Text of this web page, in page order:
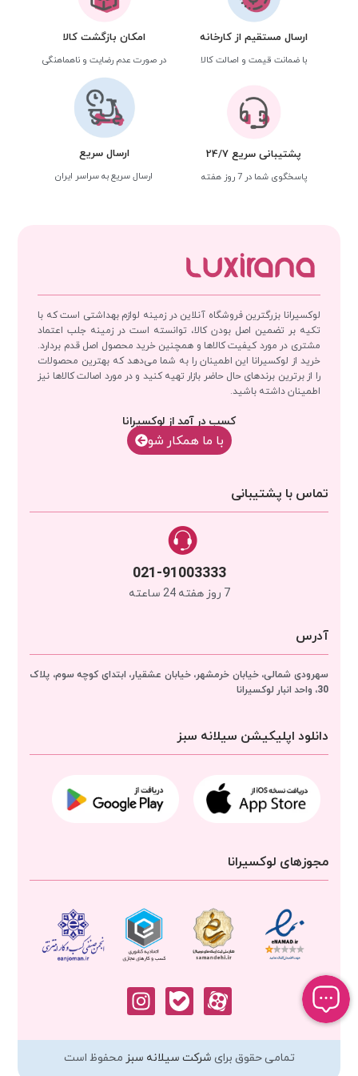
ارسال مستقیم از کارخانه
با ضمانت قیمت و اصالت کالا
امکان بازگشت کالا
در صورت عدم رضایت و ناهماهنگی
پشتیبانی سریع 24/7
پاسخگوی شما در 7 روز هفته
ارسال سریع
ارسال سریع به سراسر ایران
لوکسیرانا بزرگترین فروشگاه آنلاین در زمینه لوازم بهداشتی است که با
تکیه بر تضمین اصل بودن کالا، توانسته است در زمینه جلب اعتماد
مشتری در مورد کیفیت کالاها و همچنین خرید محصول اصل قدم بردارد.
خرید از لوکسیرانا این اطمینان را به شما می‌دهد که بهترین محصولات
را از برترین برندهای حال حاضر بازار تهیه کنید و در مورد اصالت کالاها نیز
اطمینان داشته باشید.
کسب در آمد از لوکسیرانا
با‌‌ ما همکار شو
تماس با پشتیبانی
021-91003333
7 روز هفته 24 ساعته
آدرس
سهرودی شمالی، خیابان خرمشهر، خیابان عشقیار، ابتدای کوچه سوم، پلاک
30، واحد انبار
لوکسیرانا
دانلود اپلیکیشن سیلانه سبز
مجوزهای لوکسیرانا
تمامی حقوق برای شرکت سیلانه سبز محفوظ است